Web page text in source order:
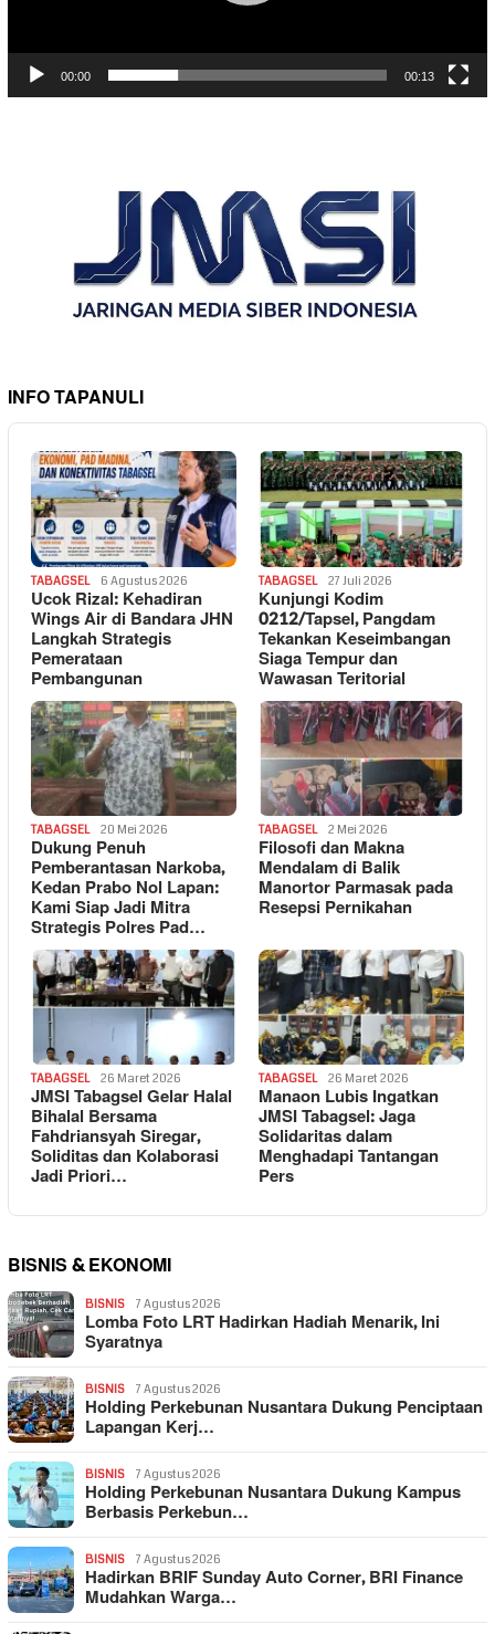
00:00 00:13
INFO TAPANULI
TABAGSEL 6 Agustus 2026
Ucok Rizal: Kehadiran
Wings Air di Bandara JHN
Langkah Strategis
Pemerataan
Pembangunan
TABAGSEL 27 Juli 2026
Kunjungi Kodim
0212/Tapsel, Pangdam
Tekankan Keseimbangan
Siaga Tempur dan
Wawasan Teritorial
TABAGSEL 20 Mei 2026
Dukung Penuh
Pemberantasan Narkoba,
Kedan Prabo Nol Lapan:
Kami Siap Jadi Mitra
Strategis Polres Pad…
TABAGSEL 2 Mei 2026
Filosofi dan Makna
Mendalam di Balik
Manortor Parmasak pada
Resepsi Pernikahan
TABAGSEL 26 Maret 2026
JMSI Tabagsel Gelar Halal
Bihalal Bersama
Fahdriansyah Siregar,
Soliditas dan Kolaborasi
Jadi Priori…
TABAGSEL 26 Maret 2026
Manaon Lubis Ingatkan
JMSI Tabagsel: Jaga
Solidaritas dalam
Menghadapi Tantangan
Pers
BISNIS & EKONOMI
BISNIS 7 Agustus 2026
Lomba Foto LRT Hadirkan Hadiah Menarik, Ini
Syaratnya
BISNIS 7 Agustus 2026
Holding Perkebunan Nusantara Dukung Penciptaan
Lapangan Kerj…
BISNIS 7 Agustus 2026
Holding Perkebunan Nusantara Dukung Kampus
Berbasis Perkebun…
BISNIS 7 Agustus 2026
Hadirkan BRIF Sunday Auto Corner, BRI Finance
Mudahkan Warga…